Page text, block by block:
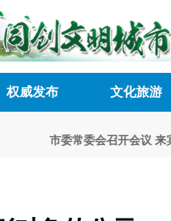
权威发布 文化旅游
市委常委会召开会议 来宾市